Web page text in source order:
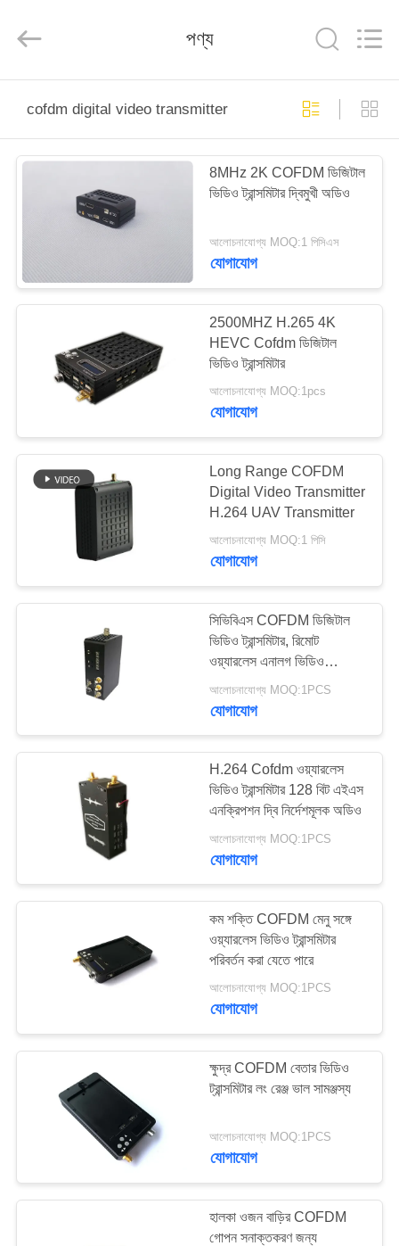
পণ্য
কারখানা
নিয়ন্ত্রণ
যোগাযোগ
একটি
সাইট
গোপনীয়তা
Technology
Co.,Ltd.
Reserved.
পণ্য
cofdm digital video transmitter
8MHz 2K COFDM ডিজিটাল
ভিডিও ট্রান্সমিটার দ্বিমুখী অডিও
আলোচনাযোগ্য MOQ:1 পিসিএস
যোগাযোগ
2500MHZ H.265 4K
HEVC Cofdm ডিজিটাল
ভিডিও ট্রান্সমিটার
আলোচনাযোগ্য MOQ:1pcs
যোগাযোগ
Long Range COFDM
Digital Video Transmitter
H.264 UAV Transmitter
আলোচনাযোগ্য MOQ:1 পিসি
যোগাযোগ
সিভিবিএস COFDM ডিজিটাল
ভিডিও ট্রান্সমিটার, রিমোট
ওয়্যারলেস এনালগ ভিডিও
আলোচনাযোগ্য MOQ:1PCS
যোগাযোগ
H.264 Cofdm ওয়্যারলেস
ভিডিও ট্রান্সমিটার 128 বিট এইএস
এনক্রিপশন দ্বি নির্দেশমূলক অডিও
আলোচনাযোগ্য MOQ:1PCS
যোগাযোগ
কম শক্তি COFDM মেনু সঙ্গে
ওয়্যারলেস ভিডিও ট্রান্সমিটার
পরিবর্তন করা যেতে পারে
আলোচনাযোগ্য MOQ:1PCS
যোগাযোগ
ক্ষুদ্র COFDM বেতার ভিডিও
ট্রান্সমিটার লং রেঞ্জ ভাল সামঞ্জস্য
আলোচনাযোগ্য MOQ:1PCS
যোগাযোগ
হালকা ওজন বাড়ির COFDM
গোপন সনাক্তকরণ জন্য